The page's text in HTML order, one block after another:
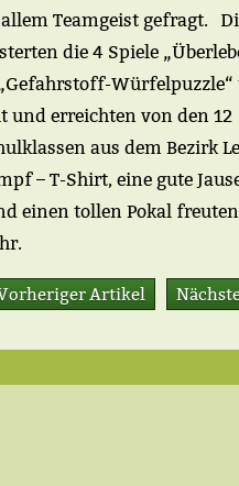
Teamgeist gefragt.
die 4 Spiele
und erreichten von den 12
aus dem Bezirk
– T-Shirt, eine gute
einen tollen Pokal
Artikel